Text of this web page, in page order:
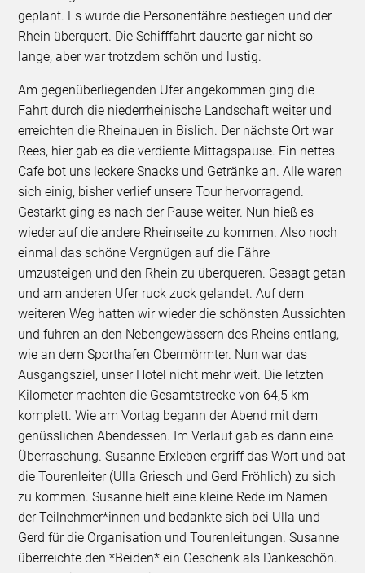
geplant. Es wurde die Personenfähre bestiegen und der
Rhein überquert. Die Schifffahrt dauerte gar nicht so
lange, aber war trotzdem schön und lustig.
Am gegenüberliegenden Ufer angekommen ging die
Fahrt durch die niederrheinische Landschaft weiter und
erreichten die Rheinauen in Bislich. Der nächste Ort war
Rees, hier gab es die verdiente Mittagspause. Ein nettes
Cafe bot uns leckere Snacks und Getränke an. Alle waren
sich einig, bisher verlief unsere Tour hervorragend.
Gestärkt ging es nach der Pause weiter. Nun hieß es
wieder auf die andere Rheinseite zu kommen. Also noch
einmal das schöne Vergnügen auf die Fähre
umzusteigen und den Rhein zu überqueren. Gesagt getan
und am anderen Ufer ruck zuck gelandet. Auf dem
weiteren Weg hatten wir wieder die schönsten Aussichten
und fuhren an den Nebengewässern des Rheins entlang,
wie an dem Sporthafen Obermörmter. Nun war das
Ausgangsziel, unser Hotel nicht mehr weit. Die letzten
Kilometer machten die Gesamtstrecke von 64,5 km
komplett. Wie am Vortag begann der Abend mit dem
genüsslichen Abendessen. Im Verlauf gab es dann eine
Überraschung. Susanne Erxleben ergriff das Wort und bat
die Tourenleiter (Ulla Griesch und Gerd Fröhlich) zu sich
zu kommen. Susanne hielt eine kleine Rede im Namen
der Teilnehmer*innen und bedankte sich bei Ulla und
Gerd für die Organisation und Tourenleitungen. Susanne
überreichte den *Beiden* ein Geschenk als Dankeschön.